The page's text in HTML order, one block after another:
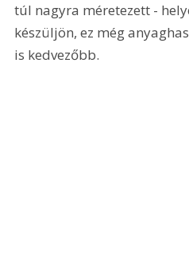
túl nagyra méretezett -
készüljön, ez még
is kedvezőbb.